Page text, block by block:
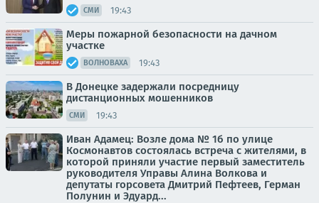
СМИ 19:43
Меры пожарной безопасности на дачном
участке
ВОЛНОВАХА 19:43
В Донецке задержали посредницу
дистанционных мошенников
СМИ 19:43
Иван Адамец: Возле дома № 1б по улице
Космонавтов состоялась встреча с жителями, в
которой приняли участие первый заместитель
руководителя Управы Алина Волкова и
депутаты горсовета Дмитрий Пефтеев, Герман
Полунин и Эдуард...